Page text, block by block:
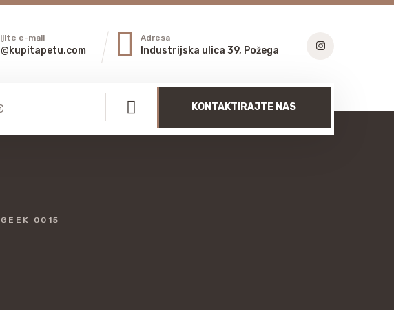
e-mail Adresa
Industrijska ulica 39, Požega
KONTAKTIRAJTE NAS
GEEK 0015